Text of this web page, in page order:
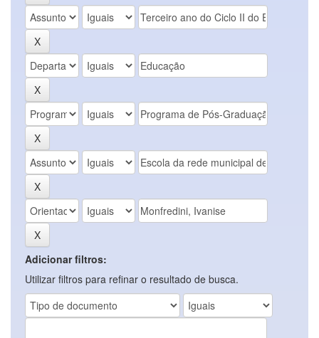
Adicionar filtros:
Utilizar filtros para refinar o resultado de busca.